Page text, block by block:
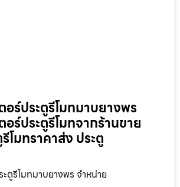
อร์ประตูรีโมทมาบยางพร
ร์ประตูรีโมทจากร้านขาย
โมทราคาส่ง ประตู
ตูรีโมทมาบยางพร จำหน่าย